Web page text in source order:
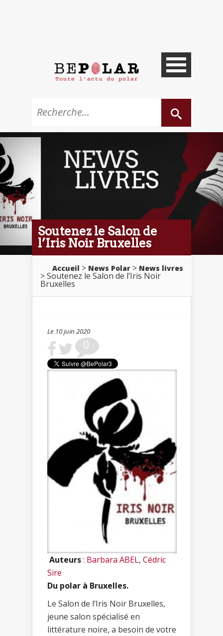
Soutenez le Salon de
l’Iris Noir Bruxelles
Accueil > News Polar > News livres
> Soutenez le Salon de l’Iris Noir
Bruxelles
Le 10 juin 2020
0
Auteurs: Barbara ABEL, Cédric
Sire
Du polar à Bruxelles.
Le Salon de l’Iris Noir Bruxelles,
jeune salon spécialisé en
littérature noire, a besoin de votre